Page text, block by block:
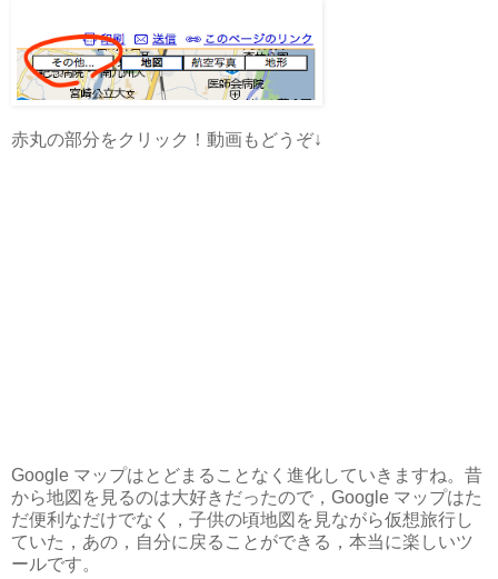
赤丸の部分をクリック！動画もどうぞ↓
Google マップはとどまることなく進化していきますね。昔
から地図を見るのは大好きだったので，Google マップはた
だ便利なだけでなく，子供の頃地図を見ながら仮想旅行し
ていた，あの，自分に戻ることができる，本当に楽しいツ
ールです。